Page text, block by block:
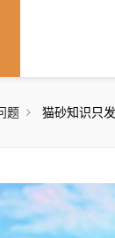
题 猫砂知识只